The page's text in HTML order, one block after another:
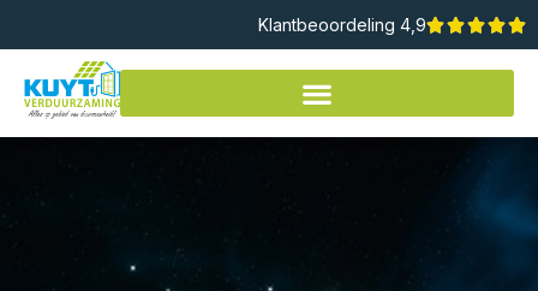
Klantbeoordeling 4,9